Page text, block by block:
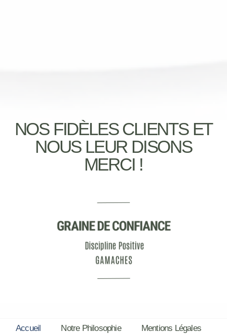
NOS FIDÈLES CLIENTS ET
NOUS LEUR DISONS
MERCI !
Accueil Notre Philosophie
Mentions Légales